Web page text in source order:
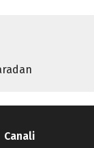
Canali